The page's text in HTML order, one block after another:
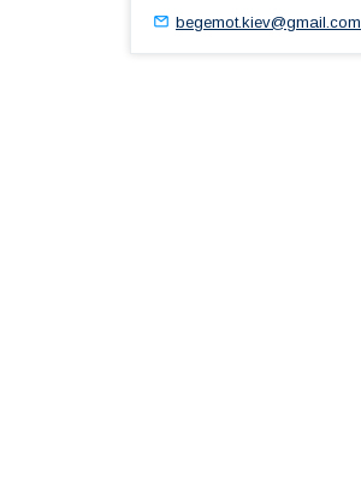
begemot.kiev@gmail.com